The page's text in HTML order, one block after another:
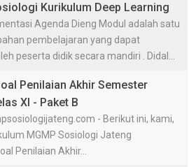
Kurikulum Deep Learning
Agenda Dieng Modul adalah satu
pembelajaran yang dapat
peserta didik secara mandiri . Didal...
Penilaian Akhir Semester
XI - Paket B
- Berikut ini, kami,
MGMP Sosiologi Jateng
Penilaian Akhir...